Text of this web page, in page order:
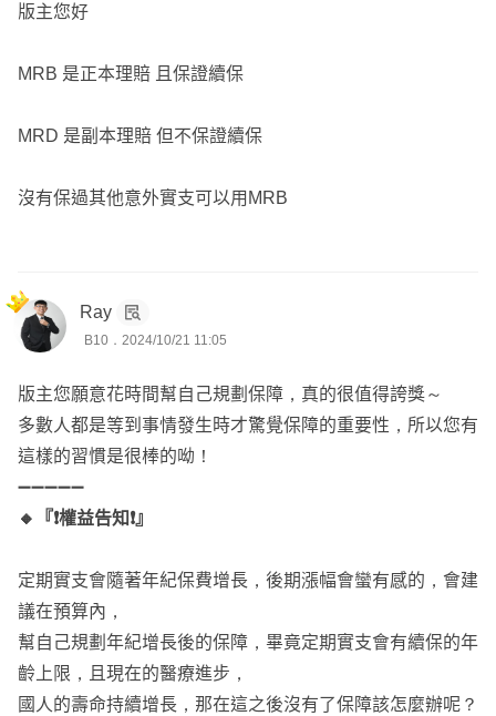
版主您好
MRB 是正本理賠 且保證續保
MRD 是副本理賠 但不保證續保
沒有保過其他意外實支可以用MRB
Ray
B10．2024/10/21 11:05
版主您願意花時間幫自己規劃保障，真的很值得誇獎～
多數人都是等到事情發生時才驚覺保障的重要性，所以您有
這樣的習慣是很棒的呦！
➖➖➖➖➖
🔸『❗️權益告知❗️』
定期實支會隨著年紀保費增長，後期漲幅會蠻有感的，會建
議在預算內，
幫自己規劃年紀增長後的保障，畢竟定期實支會有續保的年
齡上限，且現在的醫療進步，
國人的壽命持續增長，那在這之後沒有了保障該怎麼辦呢？